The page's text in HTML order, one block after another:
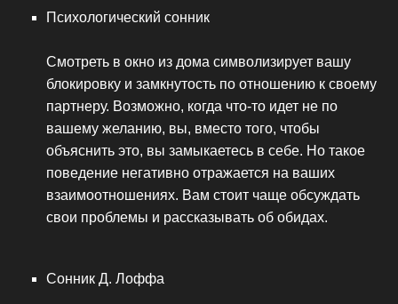
Психологический сонник
Смотреть в окно из дома символизирует вашу
блокировку и замкнутость по отношению к своему
партнеру. Возможно, когда что-то идет не по
вашему желанию, вы, вместо того, чтобы
объяснить это, вы замыкаетесь в себе. Но такое
поведение негативно отражается на ваших
взаимоотношениях. Вам стоит чаще обсуждать
свои проблемы и рассказывать об обидах.
Сонник Д. Лоффа